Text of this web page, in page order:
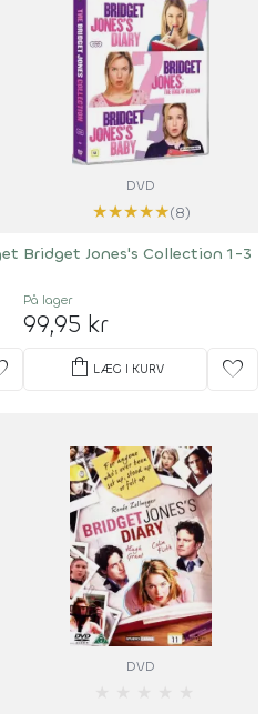
DVD
★★★★★(8)
Bridget Jones's Collection 1-3
På lager
99,95 kr
shopping_bag LÆG I KURV favorite
DVD